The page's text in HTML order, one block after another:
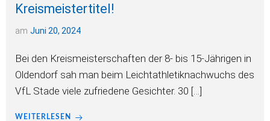
Kreismeistertitel!
am Juni 20, 2024
Bei den Kreismeisterschaften der 8- bis 15-Jährigen in
Oldendorf sah man beim Leichtathletiknachwuchs des
VfL Stade viele zufriedene Gesichter. 30 […]
WEITERLESEN